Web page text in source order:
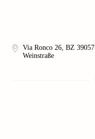
Via Ronco 26, BZ 39057
Weinstraße